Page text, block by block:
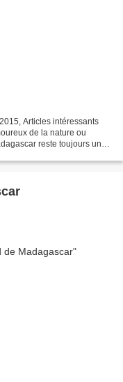
Articles intéressants
de la nature ou
reste toujours une